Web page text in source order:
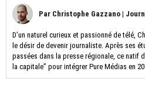
Par Christophe Gazzano |
D’un naturel curieux et passionné de télé,
le désir de devenir journaliste. Après ses
passées dans la presse régionale, ce natif
la capitale” pour intégrer Pure Médias en